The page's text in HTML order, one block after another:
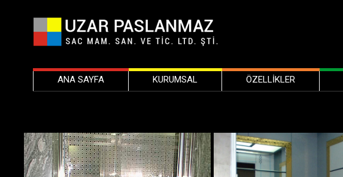
ANA SAYFA KURUMSAL ÖZELLİKLER